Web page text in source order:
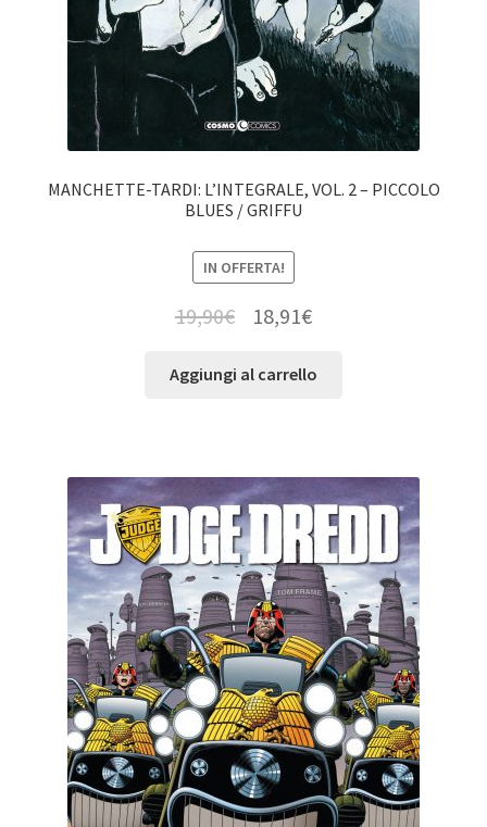
MANCHETTE-TARDI: L’INTEGRALE, VOL. 2 – PICCOLO
BLUES / GRIFFU
IN OFFERTA!
19,90€ 18,91€
Aggiungi al carrello